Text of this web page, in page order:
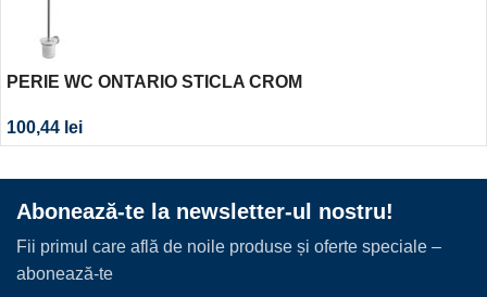
PERIE WC ONTARIO STICLA CROM
100,44 lei
Abonează-te la newsletter-ul nostru!
Fii primul care află de noile produse și oferte speciale –
abonează-te